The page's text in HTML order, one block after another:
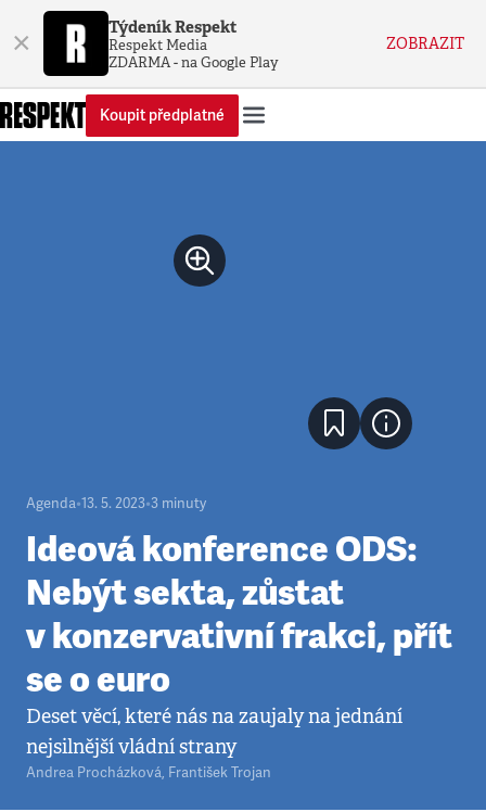
× Týdeník Respekt
Respekt Media
ZDARMA - na Google Play
ZOBRAZIT
Koupit předplatné
Agenda•13. 5. 2023•3 minuty
Ideová konference ODS:
Nebýt sekta, zůstat
v konzervativní frakci, přít
se o euro
Deset věcí, které nás na zaujaly na jednání
nejsilnější vládní strany
Andrea Procházková, František Trojan